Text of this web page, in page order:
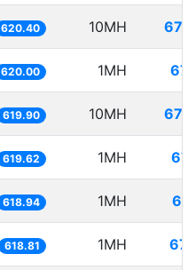
620.40 10MH
620.00 1MH
619.90 10MH
619.62 1MH
618.94 1MH
618.81 1MH